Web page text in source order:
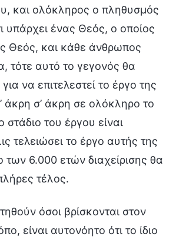
και ολόκληρος ο πληθυσμός
υπάρχει ένας Θεός, ο οποίος
Θεός, και κάθε άνθρωπος
τότε αυτό το γεγονός θα
να επιτελεστεί το έργο της
άκρη σ’ άκρη σε ολόκληρο το
του έργου είναι
τελειώσει το έργο αυτής της
των 6.000 ετών διαχείρισης θα
τέλος.
όσοι βρίσκονται στον
είναι αυτονόητο ότι το ίδιο